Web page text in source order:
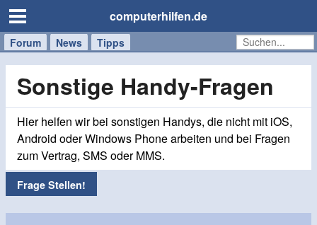
computerhilfen.de
Forum News Tipps
Handy
Windows
Mac
Sonstige Handy-Fragen
Hier helfen wir bei sonstigen Handys, die nicht mit iOS,
Android oder Windows Phone arbeiten und bei Fragen
zum Vertrag, SMS oder MMS.
Frage Stellen!